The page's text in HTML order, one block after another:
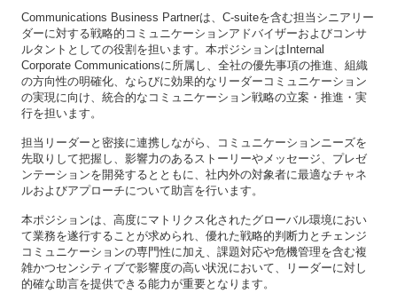
Communications Business Partnerは、C-suiteを含む担当シニアリー
ダーに対する戦略的コミュニケーションアドバイザーおよびコンサ
ルタントとしての役割を担います。本ポジションはInternal
Corporate Communicationsに所属し、全社の優先事項の推進、組織
の方向性の明確化、ならびに効果的なリーダーコミュニケーション
の実現に向け、統合的なコミュニケーション戦略の立案・推進・実
行を担います。
担当リーダーと密接に連携しながら、コミュニケーションニーズを
先取りして把握し、影響力のあるストーリーやメッセージ、プレゼ
ンテーションを開発するとともに、社内外の対象者に最適なチャネ
ルおよびアプローチについて助言を行います。
本ポジションは、高度にマトリクス化されたグローバル環境におい
て業務を遂行することが求められ、優れた戦略的判断力とチェンジ
コミュニケーションの専門性に加え、課題対応や危機管理を含む複
雑かつセンシティブで影響度の高い状況において、リーダーに対し
的確な助言を提供できる能力が重要となります。